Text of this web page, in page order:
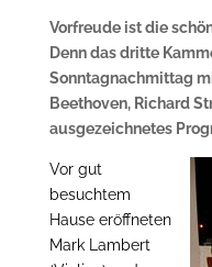
Vorfreude ist die
Denn das dritte
Sonntagnachmittag
Beethoven, Richard
ausgezeichnetes
Vor gut
besuchtem
Hause eröffneten
Mark Lambert